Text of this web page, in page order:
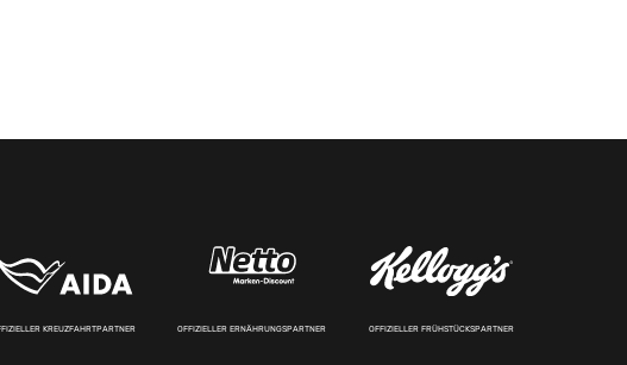
KREUZFAHRTPARTNER OFFIZIELLER ERNÄHRUNGSPARTNER OFFIZIELLER FRÜHSTÜCKSPARTNER